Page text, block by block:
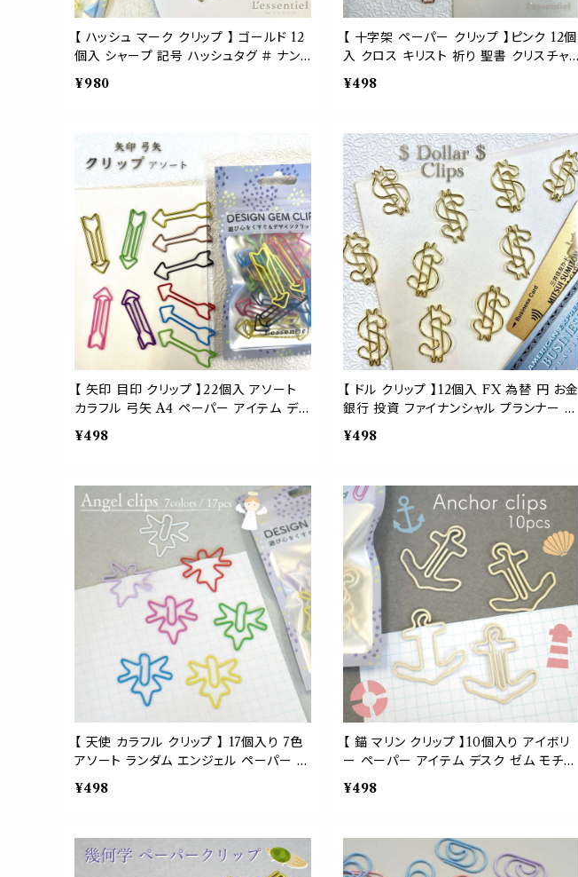
【 ハッシュ マーク クリップ 】 ゴールド 12
個入 シャープ 記号 ハッシュタグ ＃ ナン
バー記号 A4 用紙 書類 ペーパー アイテ
ム デスク ゼム モチーフ 文房具 事務 学
¥980
【 十字架 ペーパー クリップ 】ピンク 12個
入 クロス キリスト 祈り 聖書 クリスチャ
ン A4 用紙 書類 ペーパー アイテム デス
ク ゼム モチーフ 文房具 事務 用品 勉強
¥498
【 矢印 目印 クリップ 】22個入 アソート
カラフル 弓矢 A4 ペーパー アイテム デス
ク ゼム モチーフ 文房具 ステーショナリ
ー 事務 用品 勉強 ギフト ラッピング 手帳
¥498
【 ドル クリップ 】12個入 FX 為替 円 お金
銀行 投資 ファイナンシャル プランナー ゴ
ールド マニア A4 ペーパー アイテム デス
ク ゼム モチーフ 文房具 事務 用品 勉強
¥498
【 天使 カラフル クリップ 】 17個入り 7色
アソート ランダム エンジェル ペーパー ゼ
ム 文房具 ステーショナリー フェアリー 妖
精 ファンシー 可愛い ギフト ラッピング プ
ム 事務 用品 オフィス
¥498
【 錨 マリン クリップ 】10個入り アイボリ
ー ペーパー アイテム デスク ゼム モチー
フ サマー 夏 海 文房具 ステーショナリー
事務 用品 勉強 ギフト ラッピング 手帳 ブ
¥498